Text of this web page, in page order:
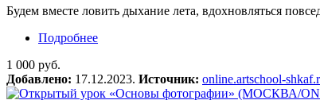
Будем вместе ловить дыхание лета, вдохновляться
Подробнее
1 000 руб.
Добавлено: 17.12.2023. Источник: online.artschool-